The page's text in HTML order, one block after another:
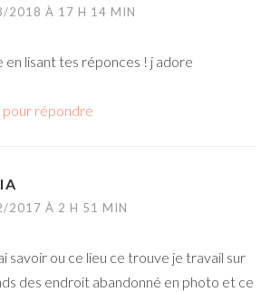
2018 À 17 H 14 MIN
en lisant tes réponces ! j adore
répondre
2017 À 2 H 51 MIN
savoir ou ce lieu ce trouve je travail sur
des endroit abandonné en photo et ce